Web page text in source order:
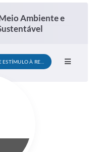
Ambiente e